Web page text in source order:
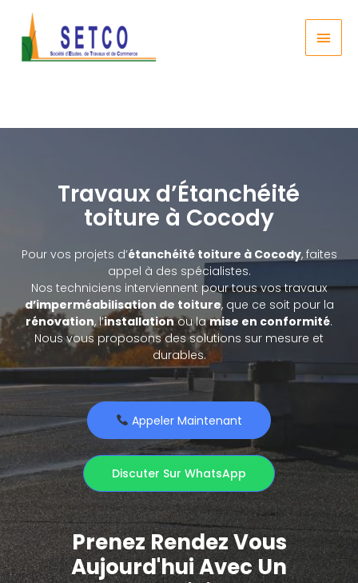
Travaux d’Étanchéité
toiture à Cocody
Pour vos projets d’étanchéité toiture à Cocody, faites
appel à des spécialistes.
Nos techniciens interviennent pour tous vos travaux
d’imperméabilisation de toiture, que ce soit pour la
rénovation, l’installationou lamise en conformité.
Nous vous proposons des solutions sur mesure et
durables.
Appeler Maintenant
Discuter Sur WhatsApp
Prenez Rendez Vous
Aujourd'hui Avec Un